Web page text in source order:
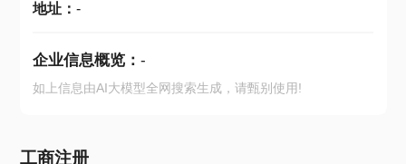
地址： -
企业信息概览： -
如上信息由AI大模型全网搜索生成，请甄别使用!
工商注册